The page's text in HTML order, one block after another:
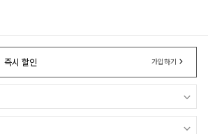
즉시 할인 가입하기